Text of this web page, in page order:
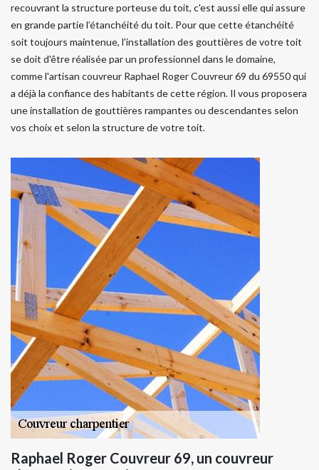
recouvrant la structure porteuse du toit, c'est aussi elle qui assure
en grande partie l’étanchéité du toit. Pour que cette étanchéité
soit toujours maintenue, l'installation des gouttières de votre toit
se doit d'être réalisée par un professionnel dans le domaine,
comme l'artisan couvreur Raphael Roger Couvreur 69 du 69550 qui
a déjà la confiance des habitants de cette région. Il vous proposera
une installation de gouttières rampantes ou descendantes selon
vos choix et selon la structure de votre toit.
Raphael Roger Couvreur 69, un couvreur